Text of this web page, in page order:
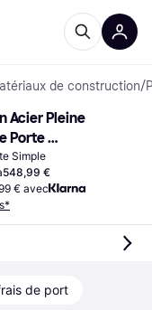
de construction/
Acier Pleine
Porte
Simple
548,99 €
€ avec
de port